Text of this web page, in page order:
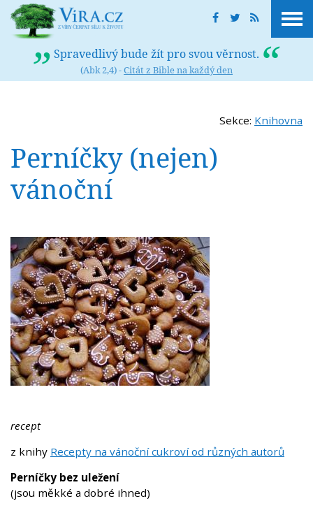
Spravedlivý bude žít pro svou věrnost.
(Abk 2,4) -Citát z Bible na každý den
Sekce: Knihovna
Perníčky (nejen)
vánoční
recept
z knihy Recepty na vánoční cukroví od různých autorů
Perníčky bez uležení
(jsou měkké a dobré ihned)